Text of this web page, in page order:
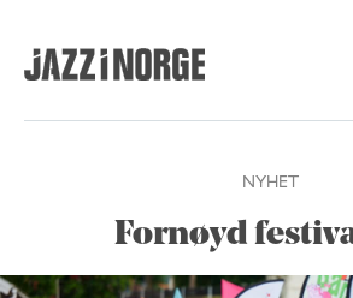
NYHET
Fornøyd